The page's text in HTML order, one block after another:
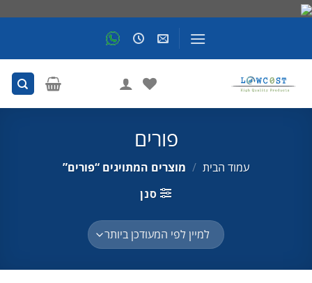
פורים
עמוד הבית / מוצרים המתויגים “פורים”
סנן